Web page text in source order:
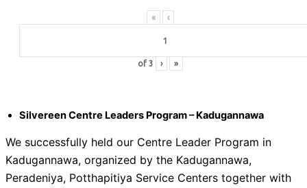
« ‹
of 3 › »
Silvereen Centre Leaders Program – Kadugannawa
We successfully held our Centre Leader Program in
Kadugannawa, organized by the Kadugannawa,
Peradeniya, Potthapitiya Service Centers together with